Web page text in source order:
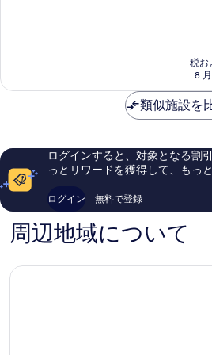
リ
ン
Rangalifinolhu
素
い、
コ
ミ
件
の
コ
税お
8
類似施設を
ログインすると、対象となる割
っとリワードを獲得して、もっ
ログイン 無料で登録
周辺地域について